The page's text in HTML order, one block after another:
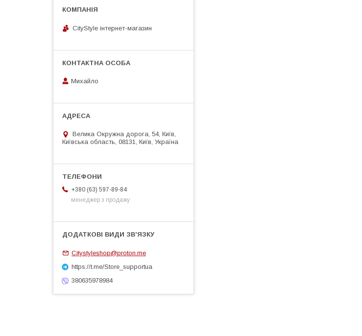
CityStylе iнтернет-магазин
Михайло
Велика Окружна дорога, 54, Київ,
Київська область, 08131, Київ, Україна
+380 (63) 597-89-84
менеджер з продажу
Citystyleshop@proton.me
https://t.me/Store_supportua
380635978984